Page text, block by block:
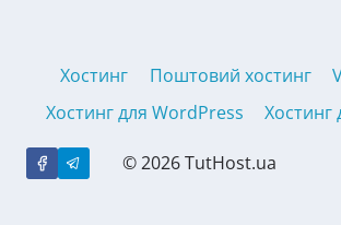
Хостинг Поштовий хостинг
Хостинг для WordPress
Хостинг
© 2026 TutHost.ua